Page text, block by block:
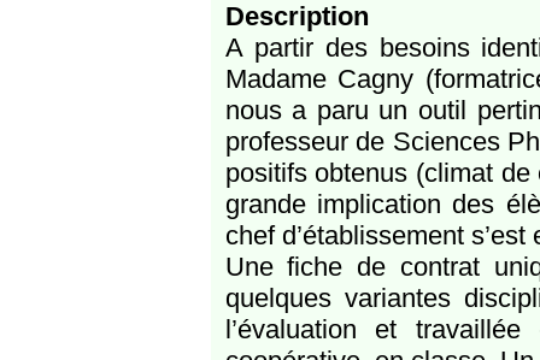
Description
A partir des besoins
Madame Cagny
nous a paru un outil
professeur de Sciences
positifs obtenus (climat
grande implication des
chef d’établissement
Une fiche de contrat
quelques variantes
l’évaluation et